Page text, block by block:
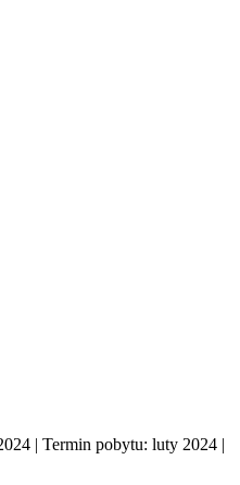
| Termin pobytu: luty 2024 |